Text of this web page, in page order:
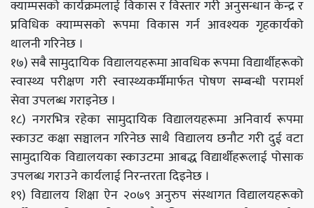
क्याम्पसको कार्यक्रमलाई विकास र विस्तार गरी अनुसन्धान केन्द्र र
प्रविधिक क्याम्पसको रूपमा विकास गर्न आवश्यक गृहकार्यको
थालनी गरिनेछ ।
१७) सबै सामुदायिक विद्यालयहरूमा आवधिक रूपमा विद्यार्थीहरूको
स्वास्थ्य परीक्षण गरी स्वास्थ्यकर्मीमार्फत पोषण सम्बन्धी परामर्श
सेवा उपलब्ध गराइनेछ ।
१८) नगरभित्र रहेका सामुदायिक विद्यालयहरूमा अनिवार्य रूपमा
स्काउट कक्षा सञ्चालन गरिनेछ साथै विद्यालय छनौट गरी दुई वटा
सामुदायिक विद्यालयका स्काउटमा आबद्ध विद्यार्थीहरूलाई पोसाक
उपलब्ध गराउने कार्यलाई निरन्तरता दिइनेछ ।
१९) विद्यालय शिक्षा ऐन २०७९ अनुरुप संस्थागत विद्यालयहरूको